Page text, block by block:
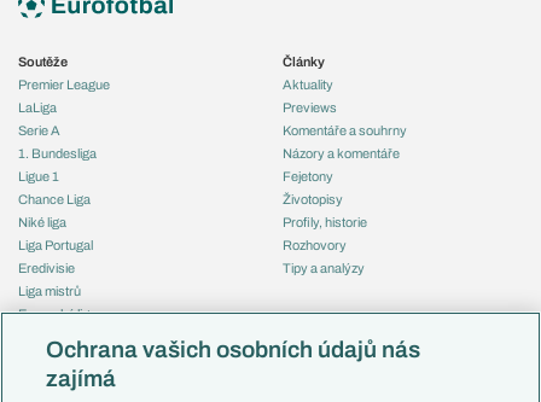
Soutěže
Premier League
LaLiga
Serie A
1. Bundesliga
Ligue 1
Chance Liga
Niké liga
Liga Portugal
Eredivisie
Liga mistrů
Evropská liga
Mistrovství světa
Liga národů
Články
Aktuality
Previews
Komentáře a souhrny
Názory a komentáře
Fejetony
Životopisy
Profily, historie
Rozhovory
Tipy a analýzy
Česko
Ochrana vašich osobních údajů nás
zajímá